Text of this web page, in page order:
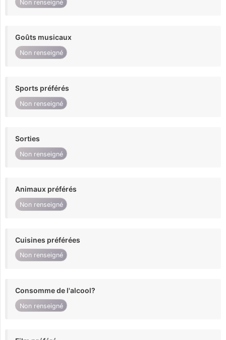
Non renseigné
Goûts musicaux
Non renseigné
Sports préférés
Non renseigné
Sorties
Non renseigné
Animaux préférés
Non renseigné
Cuisines préférées
Non renseigné
Consomme de l'alcool?
Non renseigné